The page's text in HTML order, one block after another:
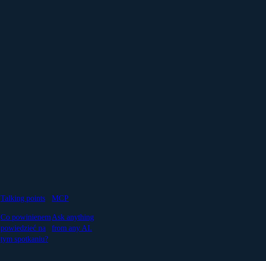
Talking points
Co powinienem
powiedzieć na
tym spotkaniu?
MCP
Ask anything
from any AI.